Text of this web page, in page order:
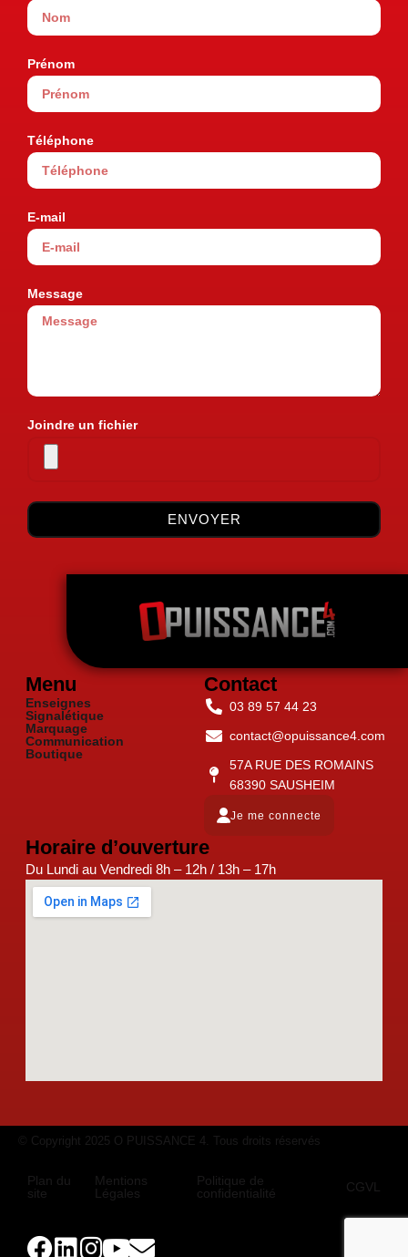
Prénom
Téléphone
E-mail
Message
Joindre un fichier
ENVOYER
Menu
Enseignes
Signalétique
Marquage
Communication
Boutique
Contact
03 89 57 44 23
contact@opuissance4.com
57A RUE DES ROMAINS
68390 SAUSHEIM
Je me connecte
Horaire d’ouverture
Du Lundi au Vendredi 8h – 12h / 13h – 17h
© Copyright 2025 O PUISSANCE 4. Tous droits réservés
Plan du
site
Mentions
Légales
Politique de
confidentialité
CGVL